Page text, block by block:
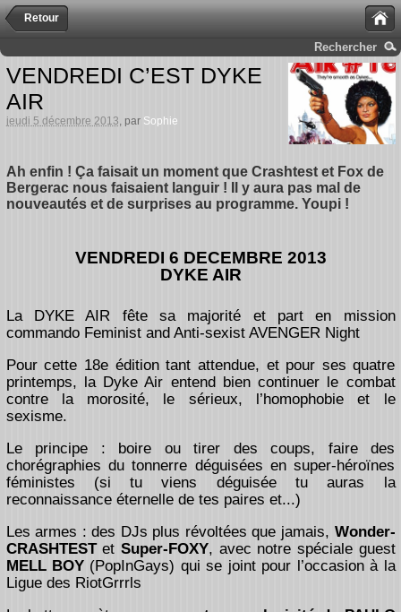
Retour
Rechercher
VENDREDI C’EST DYKE
AIR
jeudi 5 décembre 2013 , par Sophie
Ah enfin ! Ça faisait un moment que Crashtest et Fox de
Bergerac nous faisaient languir ! Il y aura pas mal de
nouveautés et de surprises au programme. Youpi !
VENDREDI 6 DECEMBRE 2013
DYKE AIR
La DYKE AIR fête sa majorité et part en mission
commando Feminist and Anti-sexist AVENGER Night
Pour cette 18e édition tant attendue, et pour ses quatre
printemps, la Dyke Air entend bien continuer le combat
contre la morosité, le sérieux, l’homophobie et le
sexisme.
Le principe : boire ou tirer des coups, faire des
chorégraphies du tonnerre déguisées en super-héroïnes
féministes (si tu viens déguisée tu auras la
reconnaissance éternelle de tes paires et...)
Les armes : des DJs plus révoltées que jamais, Wonder-
CRASHTESTet Super-FOXY, avec notre spéciale guest
MELL BOY(PopInGays) qui se joint pour l’occasion à la
Ligue des RiotGrrrls